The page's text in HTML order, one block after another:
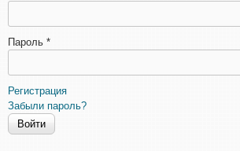
Пароль *
Регистрация
Забыли пароль?